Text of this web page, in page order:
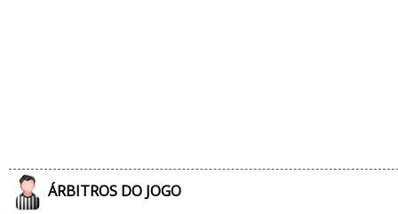
ÁRBITROS DO JOGO